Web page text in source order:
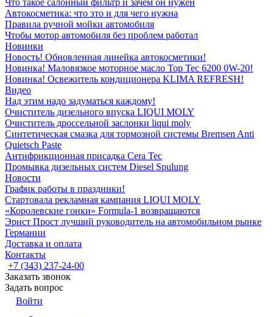
Что такое салонный фильтр и зачем он нужен
Автокосметика: что это и для чего нужна
Правила ручной мойки автомобиля
Чтобы мотор автомобиля без проблем работал
Новинки
Новость! Обновленная линейка автокосметики!
Новинка! Маловязкое моторное масло Top Tec 6200 0W-20!
Новинка! Освежитель кондиционера KLIMA REFRESH!
Видео
Над этим надо задуматься каждому!
Очиститель дизельного впуска LIQUI MOLY
Очиститель дроссельной заслонки liqui moly
Синтетическая смазка для тормозной системы Bremsen Anti
Quietsch Paste
Антифрикционная присадка Cera Tec
Промывка дизельных систем Diesel Spulung
Новости
График работы в праздники!
Стартовала рекламная кампания LIQUI MOLY
«Королевские гонки» Formula-1 возвращаются
Эрнст Прост лучший руководитель на автомобильном рынке
Германии
Доставка и оплата
Контакты
+7 (343) 237-24-00
Заказать звонок
Задать вопрос
Войти